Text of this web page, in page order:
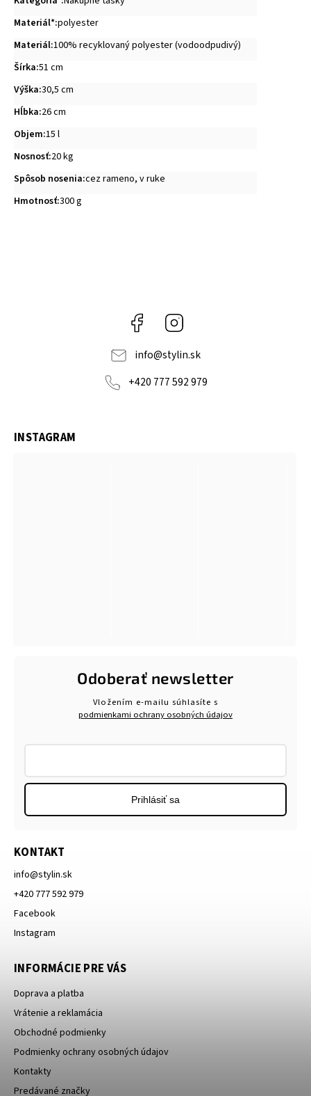
Materiál*:polyester
Materiál:100% recyklovaný polyester (vodoodpudivý)
Šírka:51 cm
Výška:30,5 cm
Hĺbka:26 cm
Objem:15 l
Nosnosť:20 kg
Spôsob nosenia:cez rameno, v ruke
Hmotnosť:300 g
Facebook
info@stylin.sk
+420 777 592 979
KONTAKT
info@stylin.sk
+420 777 592 979
Facebook
Instagram
INFORMÁCIE PRE VÁS
Doprava a platba
Vrátenie a reklamácia
Obchodné podmienky
Podmienky ochrany osobných údajov
Kontakty
Predávané značky
INSTAGRAM
Odoberať newsletter
Vložením e-mailu súhlasíte s
podmienkami ochrany osobných údajov
Prihlásiť sa